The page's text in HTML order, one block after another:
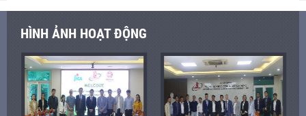
HÌNH ẢNH HOẠT ĐỘNG